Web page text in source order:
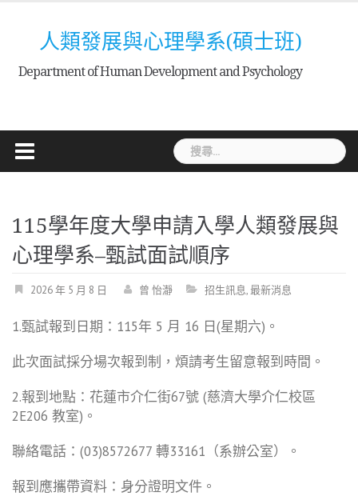
content人類發展與心理學系(碩士班)
Department of Human Development and Psychology
搜
尋
字:
115學年度大學申請入學人類發展與
心理學系–甄試面試順序
2026 年 5 月 8 日 曾 怡瀞 招生訊息,最新消息
1.甄試報到日期：115年 5 月 16 日(星期六)。
此次面試採分場次報到制，煩請考生留意報到時間。
2.報到地點：花蓮市介仁街67號 (慈濟大學介仁校區
2E206 教室)。
聯絡電話：(03)8572677 轉33161（系辦公室）。
報到應攜帶資料：身分證明文件。